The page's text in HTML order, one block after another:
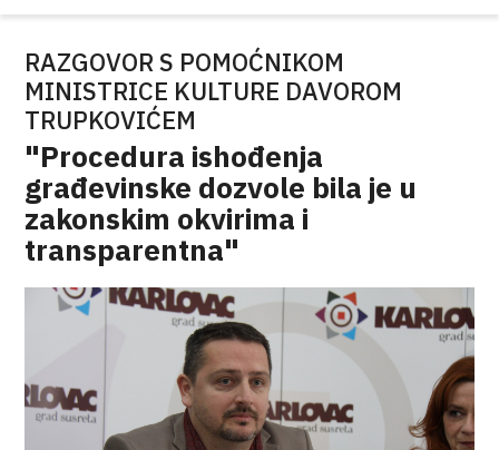
RAZGOVOR S POMOĆNIKOM
MINISTRICE KULTURE DAVOROM
TRUPKOVIĆEM
"Procedura ishođenja
građevinske dozvole bila je u
zakonskim okvirima i
transparentna"